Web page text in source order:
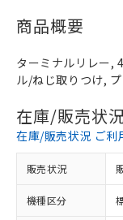
商品概要
ターミナルリレー,
ル/ねじ取りつけ,
在庫/販売状
在庫/販売状況 ご利
販売状況
機種区分